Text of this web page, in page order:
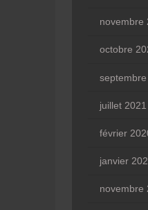
novembre
octobre
septembre
juillet 2021
février
janvier
novembre